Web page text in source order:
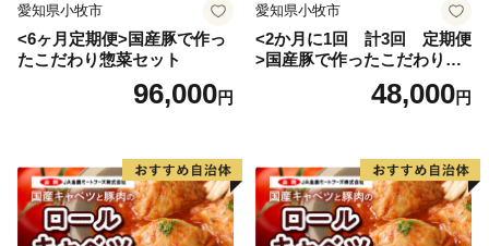
愛知県小牧市
<6ヶ月定期便>国産豚で作っ
たこだわり惣菜セット
96,000円
愛知県小牧市
<2か月に1回 計3回 定期便
>国産豚で作ったこだわり惣
48,000円